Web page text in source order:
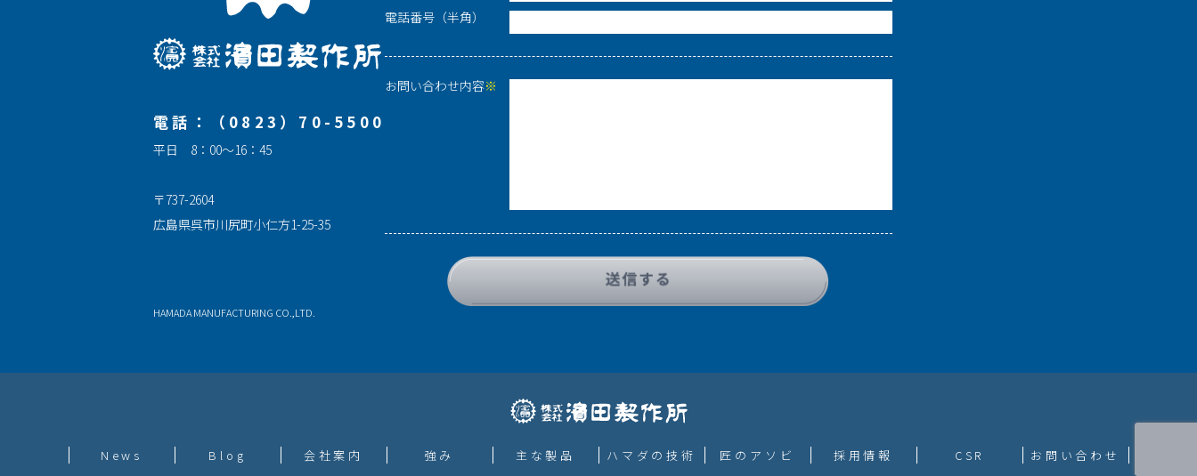
News Blog 会社案内 強み 主な製品 ハマダの技術 匠のアソビ 採用情報 CSR お問い合わせ
電話：（0823）70-5500
平日 8：00～16：45
〒737-2604
広島県呉市川尻町小仁方1-25-35
HAMADA MANUFACTURING CO.,LTD.
電話番号（半角）
お問い合わせ内容※